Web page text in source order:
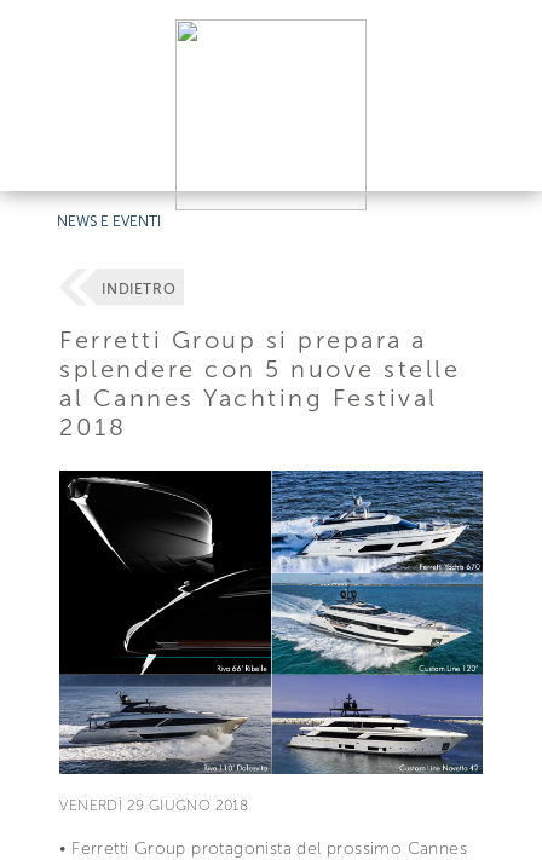
NEWS E EVENTI
INDIETRO
Ferretti Group si prepara a
splendere con 5 nuove stelle
al Cannes Yachting Festival
2018
VENERDÌ 29 GIUGNO 2018
• Ferretti Group protagonista del prossimo Cannes